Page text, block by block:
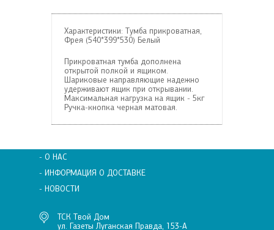
Характеристики: Тумба прикроватная,
Фрея (540*399*530) Белый
Прикроватная тумба дополнена
открытой полкой и ящиком.
Шариковые направляющие надежно
удерживают ящик при открывании.
Максимальная нагрузка на ящик - 5кг
Ручка-кнопка черная матовая.
- О НАС
- ИНФОРМАЦИЯ О ДОСТАВКЕ
- НОВОСТИ
ТСК Твой Дом
ул. Газеты Луганская Правда, 153-А